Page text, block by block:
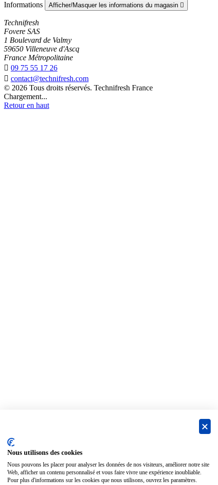
Informations Afficher/Masquer les informations du magasin 
Technifresh
Fovere SAS
1 Boulevard de Valmy
59650 Villeneuve d'Ascq
France Métropolitaine
 09 75 55 17 26
 contact@technifresh.com
© 2026 Tous droits réservés. Technifresh France
Chargement...
Retour en haut
Nous utilisons des cookies
Nous pouvons les placer pour analyser les données de nos visiteurs, améliorer notre site
Web, afficher un contenu personnalisé et vous faire vivre une expérience inoubliable.
Pour plus d'informations sur les cookies que nous utilisons, ouvrez les paramètres.